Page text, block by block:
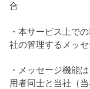
合
・本サービス上で
社の管理するメッ
・メッセージ機能
用者同士と当社（